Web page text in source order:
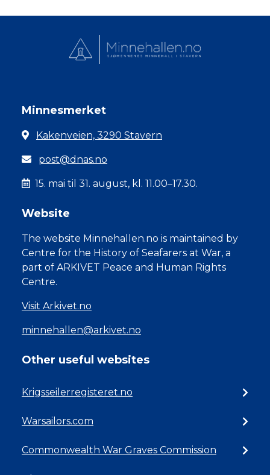
Minnesmerket
Kakenveien, 3290 Stavern
post@dnas.no
15. mai til 31. august, kl. 11.00–17.30.
Website
The website Minnehallen.no is maintained by
Centre for the History of Seafarers at War, a
part of ARKIVET Peace and Human Rights
Centre.
Visit Arkivet.no
minnehallen@arkivet.no
Other useful websites
Krigsseilerregisteret.no
Warsailors.com
Commonwealth War Graves Commission